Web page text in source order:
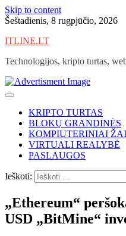
Skip to content
Šeštadienis, 8 rugpjūčio, 2026
ITLINE.LT
Technologijos, kripto turtas,
KRIPTO TURTAS
BLOKŲ GRANDINĖS
KOMPIUTERINIAI
VIRTUALI REALYBĖ
PASLAUGOS
Ieškoti:
„Ethereum“
USD „BitMine“